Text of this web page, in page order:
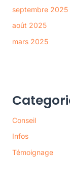
septembre 2025
août 2025
mars 2025
Conseil
Infos
Témoignage